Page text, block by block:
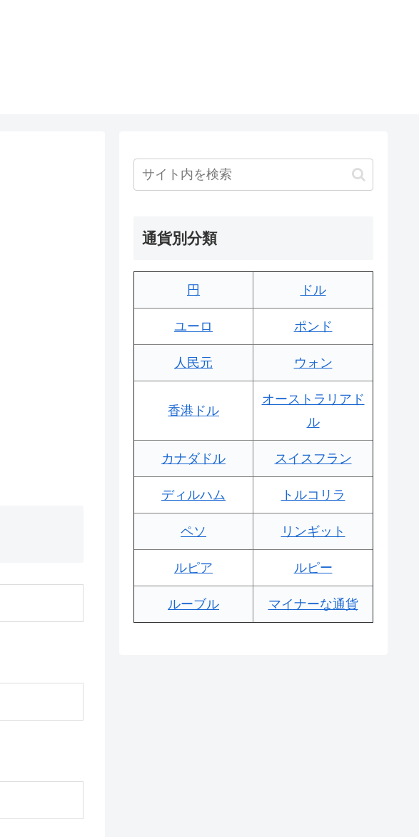
通貨別分類
円 ドル
ユーロ ポンド
人民元 ウォン
香港ドル
オーストラリアド
ル
カナダドル スイスフラン
ディルハム トルコリラ
ペソ リンギット
ルピア ルピー
ルーブル マイナーな通貨